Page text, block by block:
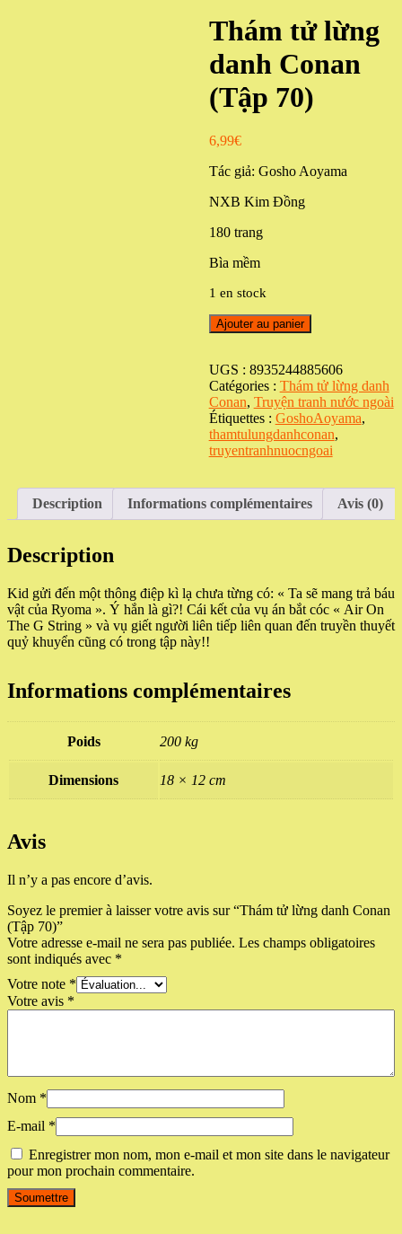
Thám tử lừng
danh Conan
(Tập 70)
6,99€
Tác giả: Gosho Aoyama
NXB Kim Đồng
180 trang
Bìa mềm
1 en stock
quantité
de
tử
lừng
danh
Conan
(Tập
70)
Ajouter au panier
UGS : 8935244885606
Catégories : Thám tử lừng danh
Conan, Truyện tranh nước ngoài
Étiquettes : GoshoAoyama,
thamtulungdanhconan,
truyentranhnuocngoai
Description Informations complémentaires Avis (0)
Description
Kid gửi đến một thông điệp kì lạ chưa từng có: « Ta sẽ mang trả báu
vật của Ryoma ». Ý hắn là gì?! Cái kết của vụ án bắt cóc « Air On
The G String » và vụ giết người liên tiếp liên quan đến truyền thuyết
quỷ khuyển cũng có trong tập này!!
Informations complémentaires
Poids 200 kg
Dimensions 18 × 12 cm
Avis
Il n’y a pas encore d’avis.
Soyez le premier à laisser votre avis sur “Thám tử lừng danh Conan
(Tập 70)”
Votre adresse e-mail ne sera pas publiée. Les champs obligatoires
sont indiqués avec *
Votre note *
Votre avis *
Nom *
E-mail *
Enregistrer mon nom, mon e-mail et mon site dans le navigateur
pour mon prochain commentaire.